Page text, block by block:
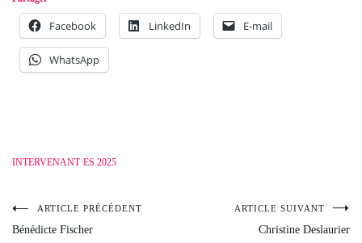
Facebook LinkedIn E-mail
WhatsApp
INTERVENANT·ES 2025
Navigation
ARTICLE PRÉCÉDENT
Bénédicte Fischer
ARTICLE SUIVANT
Christine Deslaurier